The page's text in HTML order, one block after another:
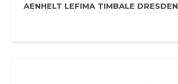
AENHELT LEFIMA TIMBALE DRESDEN